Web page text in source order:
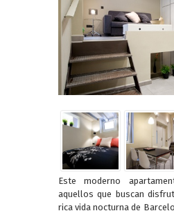
Este moderno
aquellos que buscan
rica vida nocturna de